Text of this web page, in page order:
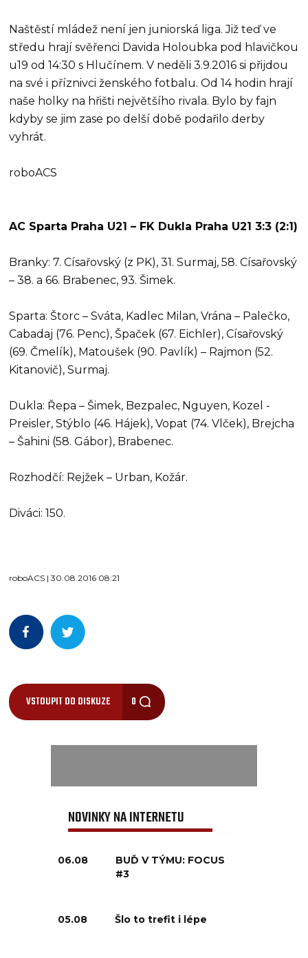
Naštěstí mládež není jen juniorská liga. Již teď ve
středu hrají svěřenci Davida Holoubka pod hlavičkou
u19 od 14:30 s Hlučínem. V neděli 3.9.2016 si přijdou
na své i příznivci ženského fotbalu. Od 14 hodin hrají
naše holky na hřišti největšího rivala. Bylo by fajn
kdyby se jim zase po delší době podařilo derby
vyhrát.
roboACS
AC Sparta Praha U21 – FK Dukla Praha U21 3:3 (2:1)
Branky: 7. Císařovský (z PK), 31. Surmaj, 58. Císařovský
– 38. a 66. Brabenec, 93. Šimek.
Sparta: Štorc – Sváta, Kadlec Milan, Vrána – Palečko,
Cabadaj (76. Penc), Špaček (67. Eichler), Císařovský
(69. Čmelík), Matoušek (90. Pavlík) – Rajmon (52.
Kitanovič), Surmaj.
Dukla: Řepa – Šimek, Bezpalec, Nguyen, Kozel -
Preisler, Stýblo (46. Hájek), Vopat (74. Vlček), Brejcha
– Šahini (58. Gábor), Brabenec.
Rozhodčí: Rejžek – Urban, Kožár.
Diváci: 150.
roboACS | 30.08.2016 08:21
VSTOUPIT DO DISKUZE 0
NOVINKY NA INTERNETU
06.08
BUĎ V TÝMU: FOCUS
#3
05.08 Šlo to trefit i lépe